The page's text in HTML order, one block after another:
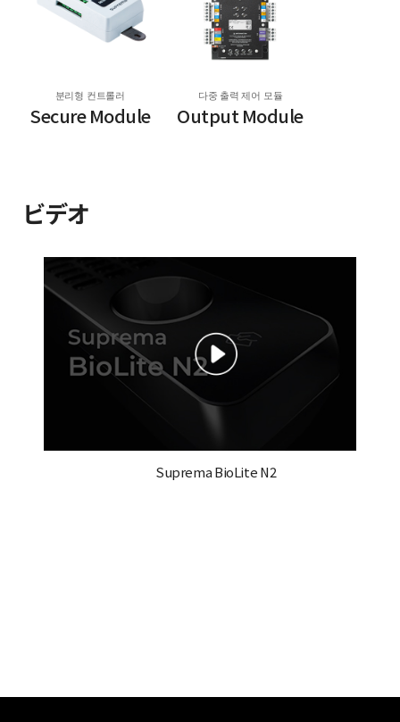
분리형 컨트롤러
Secure Module
다중 출력 제어 모듈
Output Module
ビデオ
Suprema BioLite N2